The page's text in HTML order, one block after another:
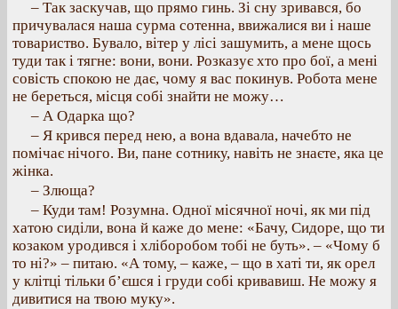
– Так заскучав, що прямо гинь. Зі сну зривався, бо
причувалася наша сурма сотенна, ввижалися ви і наше
товариство. Бувало, вітер у лісі зашумить, а мене щось
туди так і тягне: вони, вони. Розказує хто про бої, а мені
совість спокою не дає, чому я вас покинув. Робота мене
не береться, місця собі знайти не можу…
– А Одарка що?
– Я крився перед нею, а вона вдавала, начебто не
помічає нічого. Ви, пане сотнику, навіть не знаєте, яка це
жінка.
– Злюща?
– Куди там! Розумна. Одної місячної ночі, як ми під
хатою сиділи, вона й каже до мене: «Бачу, Сидоре, що ти
козаком уродився і хліборобом тобі не буть». – «Чому б
то ні?» – питаю. «А тому, – каже, – що в хаті ти, як орел
у клітці тільки б’єшся і груди собі кривавиш. Не можу я
дивитися на твою муку».